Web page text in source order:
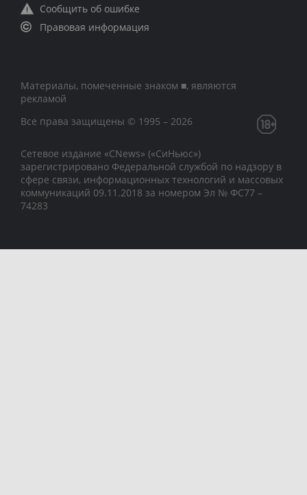
Сообщить об ошибке
Правовая информация
Материалы, помеченные знаком ■, являются
рекламой
Все права защищены © 1995 – 2026
Сетевое издание «CNews» («СиНьюс»)
зарегистрировано Федеральной службой по надзору в
сфере связи, информационных технологий и массовых
коммуникаций 09.11.2018 за номером Эл № ФС77 –
74283